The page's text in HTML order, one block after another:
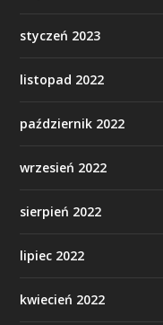
styczeń 2023
listopad 2022
październik 2022
wrzesień 2022
sierpień 2022
lipiec 2022
kwiecień 2022